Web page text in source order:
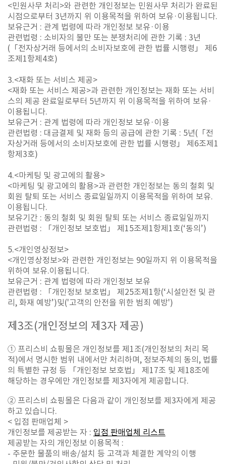
<민원사무 처리>와 관련한 개인정보는 민원사무 처리가 완료된
시점으로부터 3년까지 위 이용목적을 위하여 보유·이용됩니다.
보유근거 : 관계 법령에 따라 개인정보 보유·이용
관련법령 : 소비자의 불만 또는 분쟁처리에 관한 기록 : 3년
(「전자상거래 등에서의 소비자보호에 관한 법률 시행령」 제6
조제1항제4호)
3.<재화 또는 서비스 제공>
<재화 또는 서비스 제공>과 관련한 개인정보는 재화 또는 서비
스의 제공 완료일로부터 5년까지 위 이용목적을 위하여 보유·
이용됩니다.
보유근거 : 관계 법령에 따라 개인정보 보유·이용
관련법령 : 대금결제 및 재화 등의 공급에 관한 기록 : 5년(「전
자상거래 등에서의 소비자보호에 관한 법률 시행령」 제6조제1
항제3호)
4.<마케팅 및 광고에의 활용>
<마케팅 및 광고에의 활용>과 관련한 개인정보는 동의 철회 및
회원 탈퇴 또는 서비스 종료일일까지 이용목적을 위하여 보유.
이용됩니다.
보유기간 : 동의 철회 및 회원 탈퇴 또는 서비스 종료일일까지
관련법령 : 「개인정보 보호법」 제15조제1항제1호(‘동의’)
5.<개인영상정보>
<개인영상정보>와 관련한 개인정보는 90일까지 위 이용목적을
위하여 보유.이용됩니다.
보유근거 : 관계 법령에 따라 개인정보 보유
관련법령 : 「개인정보 보호법」 제25조제1항(‘시설안전 및 관
리, 화재 예방’)및('고객의 안전을 위한 범죄 예방')
제 3조(개인정보의 제 3자 제공)
① 프리스비 쇼핑몰은 개인정보를 제1조(개인정보의 처리 목
적)에서 명시한 범위 내에서만 처리하며, 정보주체의 동의, 법률
의 특별한 규정 등 「개인정보 보호법」 제17조 및 제18조에
해당하는 경우에만 개인정보를 제3자에게 제공합니다.
② 프리스비 쇼핑몰은 다음과 같이 개인정보를 제3자에게 제공
하고 있습니다.
< 입점 판매업체 >
개인정보를 제공받는 자 : 입점 판매업체 리스트
제공받는 자의 개인정보 이용목적 :
- 주문한 물품의 배송/설치 등 고객과 체결한 계약의 이행